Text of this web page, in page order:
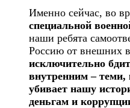
Именно сейчас, во
специальной
наши ребята
Россию от внешних
исключительно
внутренним –
убивает нашу
деньгам и